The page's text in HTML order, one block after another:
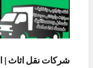
شركات نقل اثاث |